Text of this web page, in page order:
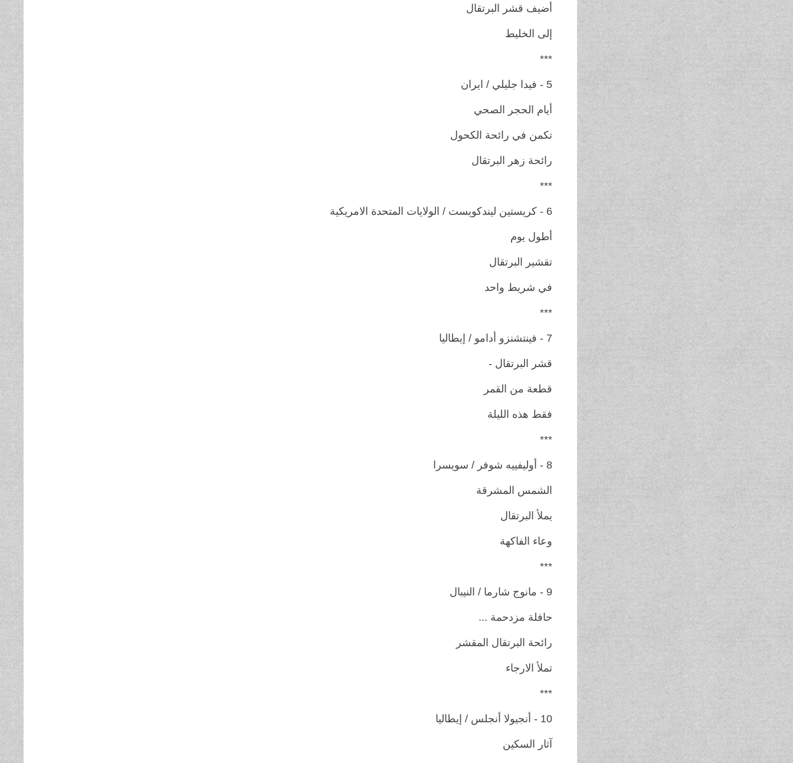
أضيف قشر البرتقال
إلى الخليط
***
5 - فيدا جليلي / ايران
أيام الحجر الصحي
تكمن في رائحة الكحول
رائحة زهر البرتقال
***
6 - كريستين ليندكويست / الولايات المتحدة الامريكية
أطول يوم
تقشير البرتقال
في شريط واحد
***
7 - فينتشنزو أدامو / إيطاليا
قشر البرتقال -
قطعة من القمر
فقط هذه الليلة
***
8 - أوليفييه شوفر / سويسرا
الشمس المشرقة
يملأ البرتقال
وعاء الفاكهة
***
9 - مانوج شارما / النيبال
حافلة مزدحمة ...
رائحة البرتقال المقشر
تملأ الارجاء
***
10 - أنجيولا أنجلس / إيطاليا
آثار السكين